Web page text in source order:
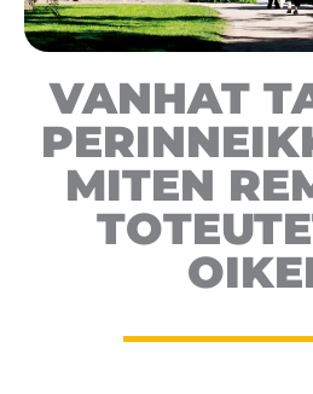
VANHAT
MITEN